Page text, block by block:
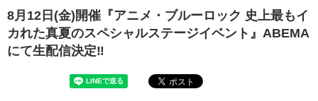
8月12日(金)開催『アニメ・ブルーロック 史上最もイ
カれた真夏のスペシャルステージイベント』ABEMA
にて生配信決定‼